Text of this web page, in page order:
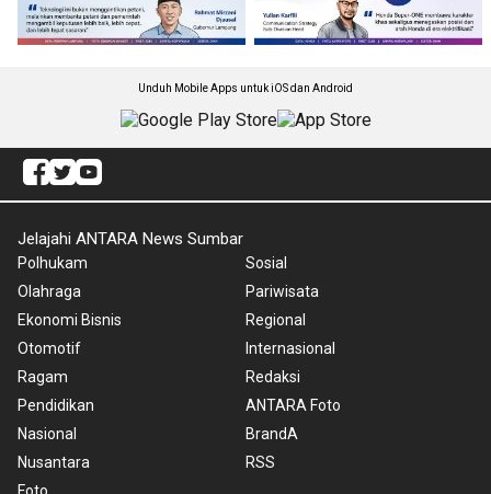
Unduh Mobile Apps untuk iOS dan Android
Jelajahi ANTARA News Sumbar
Polhukam
Olahraga
Ekonomi Bisnis
Otomotif
Ragam
Pendidikan
Nasional
Nusantara
Sosial
Pariwisata
Regional
Internasional
Redaksi
ANTARA Foto
BrandA
RSS